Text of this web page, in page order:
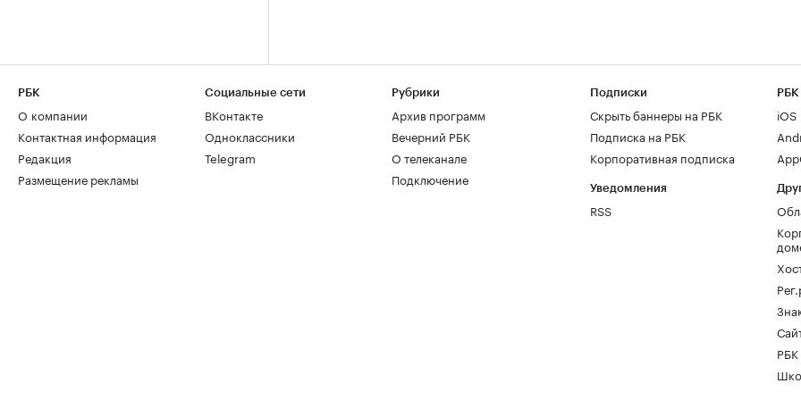
РБК
О компании
Контактная информация
Редакция
Размещение рекламы
Социальные сети
ВКонтакте
Одноклассники
Telegram
Рубрики
Архив программ
Вечерний РБК
О телеканале
Подключение
Подписки
Скрыть баннеры на РБК
Подписка на РБК
Корпоративная подписка
Уведомления
RSS
РБК
iOS